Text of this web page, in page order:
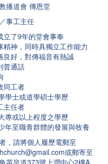
播道會 傳恩堂
事工主任
立了9年的堂會事奉
精神，同時具獨立工作能力
良好，對傳福音有熱誠
普通話
同工者
學士或道學碩士學歷
主任者
專或以上程度之學歷
年至職青群體的發展與牧養
，請將個人履歷電郵至
或郵寄至
英皇道373號上潤中心2樓A